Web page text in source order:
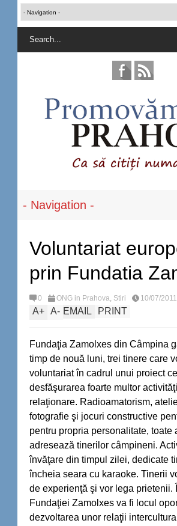
Voluntariat
prin Fundatia
0 ONG in Prahova, Stiri 10/07/2011
A+ A- EMAIL PRINT
Fundaţia Zamolxes din Câmpina
timp de nouă luni, trei tinere care
voluntariat în cadrul unui proiect
desfăşurarea foarte multor
relaţionare. Radioamatorism,
fotografie şi jocuri constructive
pentru propria personalitate, toate
adresează tinerilor câmpineni.
învăţare din timpul zilei, dedicate
încheia seara cu karaoke. Tinerii
de experienţă şi vor lega prietenii.
Fundaţiei Zamolxes va fi locul
dezvoltarea unor relaţii